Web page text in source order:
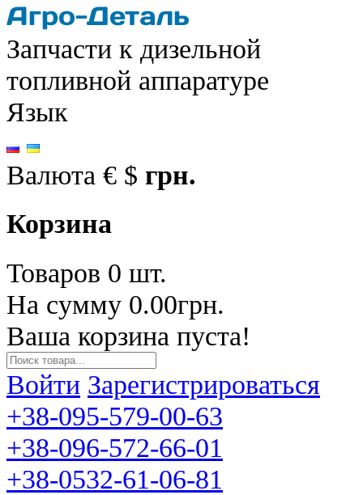
Запчасти к дизельной
топливной аппаратуре
Язык
Валюта € $ грн.
Корзина
Товаров 0 шт.
На сумму 0.00грн.
Ваша корзина пуста!
Войти Зарегистрироваться
+38-095-579-00-63
+38-096-572-66-01
+38-0532-61-06-81